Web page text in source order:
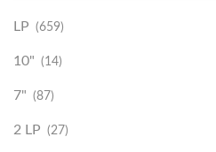
LP (659)
10" (14)
7" (87)
2 LP (27)